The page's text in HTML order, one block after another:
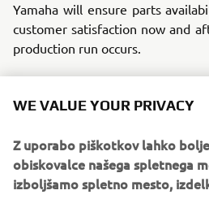
Yamaha will ensure parts
customer satisfaction now and
production run occurs.
Production of the recently
underway and scheduled for
minimize impact and best
next 12 – 36 months.
3. Impact on Business
WE VALUE YOUR PRIVACY
Z uporabo piškotkov lahko
obiskovalce našega spletnega
izboljšamo spletno mesto,